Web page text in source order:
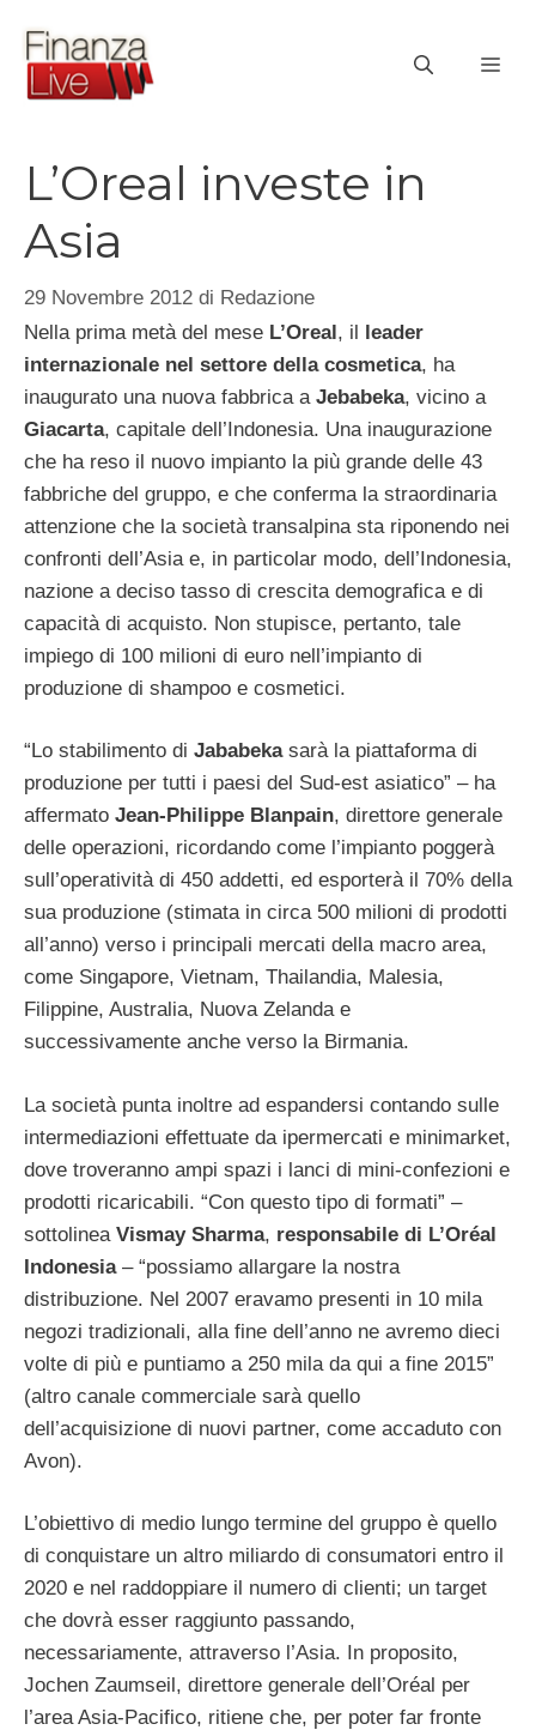
contenuto
L’Oreal investe in
Asia
29 Novembre 2012 di Redazione
Nella prima metà del mese L’Oreal, il leader
internazionale nel settore della cosmetica, ha
inaugurato una nuova fabbrica a Jebabeka, vicino a
Giacarta, capitale dell’Indonesia. Una inaugurazione
che ha reso il nuovo impianto la più grande delle 43
fabbriche del gruppo, e che conferma la straordinaria
attenzione che la società transalpina sta riponendo nei
confronti dell’Asia e, in particolar modo, dell’Indonesia,
nazione a deciso tasso di crescita demografica e di
capacità di acquisto. Non stupisce, pertanto, tale
impiego di 100 milioni di euro nell’impianto di
produzione di shampoo e cosmetici.
“Lo stabilimento di Jababekasarà la piattaforma di
produzione per tutti i paesi del Sud-est asiatico” – ha
affermato Jean-Philippe Blanpain, direttore generale
delle operazioni, ricordando come l’impianto poggerà
sull’operatività di 450 addetti, ed esporterà il 70% della
sua produzione (stimata in circa 500 milioni di prodotti
all’anno) verso i principali mercati della macro area,
come Singapore, Vietnam, Thailandia, Malesia,
Filippine, Australia, Nuova Zelanda e
successivamente anche verso la Birmania.
La società punta inoltre ad espandersi contando sulle
intermediazioni effettuate da ipermercati e minimarket,
dove troveranno ampi spazi i lanci di mini-confezioni e
prodotti ricaricabili. “Con questo tipo di formati” –
sottolinea Vismay Sharma, responsabile di L’Oréal
Indonesia– “possiamo allargare la nostra
distribuzione. Nel 2007 eravamo presenti in 10 mila
negozi tradizionali, alla fine dell’anno ne avremo dieci
volte di più e puntiamo a 250 mila da qui a fine 2015”
(altro canale commerciale sarà quello
dell’acquisizione di nuovi partner, come accaduto con
Avon).
L’obiettivo di medio lungo termine del gruppo è quello
di conquistare un altro miliardo di consumatori entro il
2020 e nel raddoppiare il numero di clienti; un target
che dovrà esser raggiunto passando,
necessariamente, attraverso l’Asia. In proposito,
Jochen Zaumseil, direttore generale dell’Oréal per
l’area Asia-Pacifico, ritiene che, per poter far fronte